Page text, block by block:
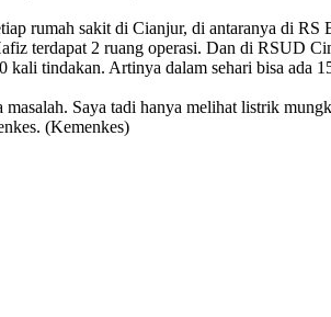
rumah sakit di Cianjur, di antaranya di
terdapat 2 ruang operasi. Dan di RSUD
tindakan. Artinya dalam sehari bisa ada
Saya tadi hanya melihat listrik
(Kemenkes)